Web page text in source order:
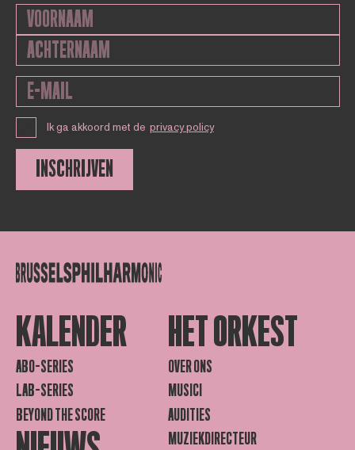
Ik ga akkoord met de privacy policy
INSCHRIJVEN
KALENDER
ABO-SERIES
LAB-SERIES
BEYOND THE SCORE
HET ORKEST
OVER ONS
MUSICI
AUDITIES
MUZIEKDIRECTEUR